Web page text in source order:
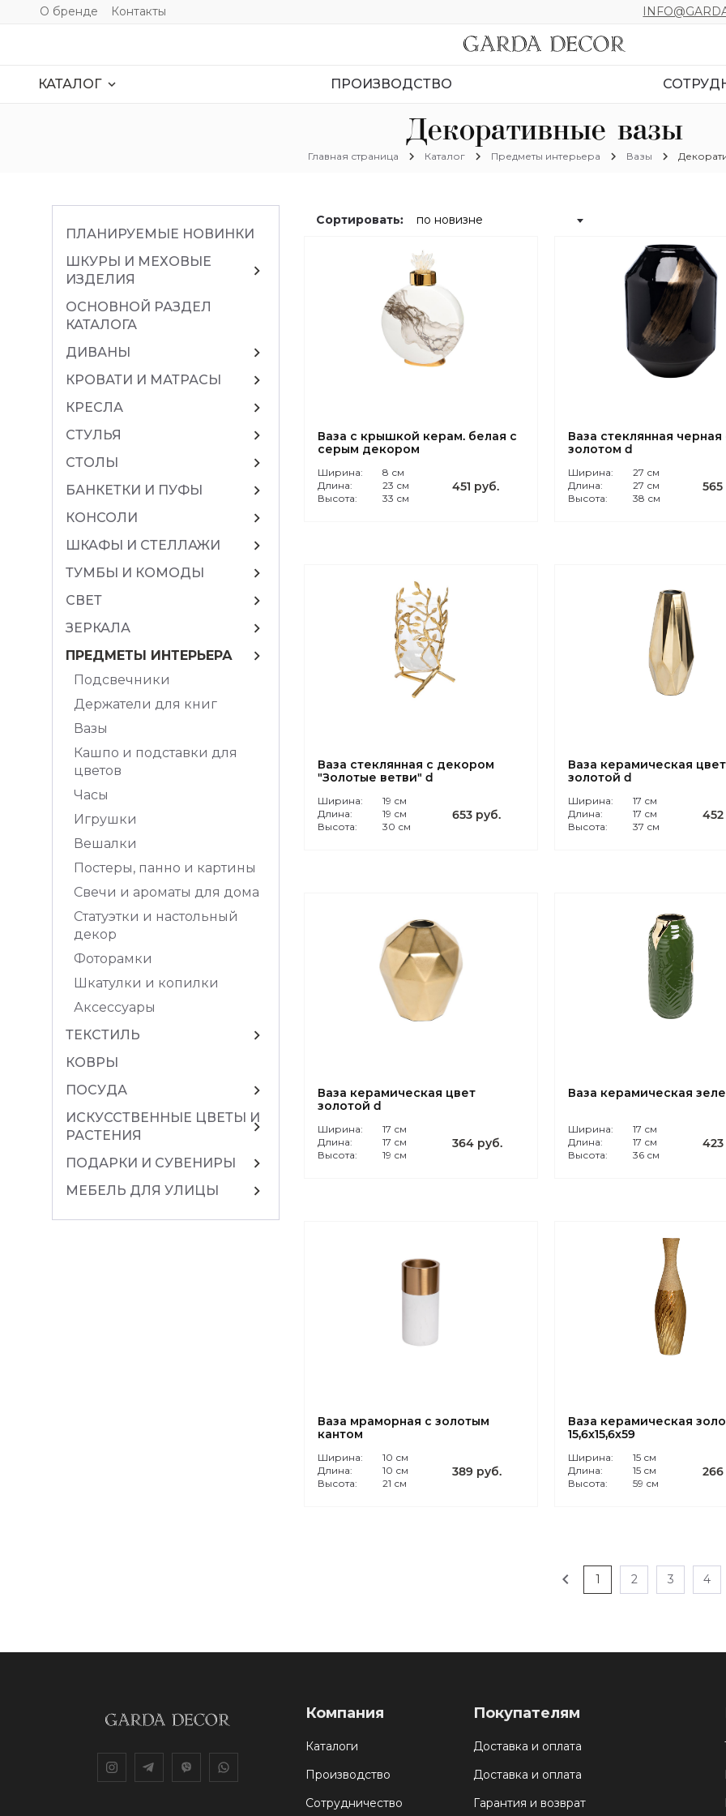
О бренде Контакты
expand_more ПРОИЗВОДСТВО
Декоративные вазы
Главная страница chevron_right Каталог chevron_right Предметы интерьера chevron_right Вазы chevron_right
ПЛАНИРУЕМЫЕ НОВИНКИ
ШКУРЫ И МЕХОВЫЕ
ИЗДЕЛИЯ
chevron_right
ОСНОВНОЙ РАЗДЕЛ
КАТАЛОГА
ДИВАНЫ
chevron_right
КРОВАТИ И МАТРАСЫ chevron_right
КРЕСЛА chevron_right
СТУЛЬЯ chevron_right
СТОЛЫ chevron_right
БАНКЕТКИ И ПУФЫ chevron_right
КОНСОЛИ chevron_right
ШКАФЫ И СТЕЛЛАЖИ chevron_right
ТУМБЫ И КОМОДЫ chevron_right
СВЕТ chevron_right
ЗЕРКАЛА chevron_right
ПРЕДМЕТЫ ИНТЕРЬЕРА
chevron_right
Подсвечники
Держатели для книг
Вазы
Кашпо и подставки для
цветов
Часы
Игрушки
Вешалки
Постеры, панно и картины
Свечи и ароматы для дома
Статуэтки и настольный
декор
Фоторамки
Шкатулки и копилки
Аксессуары
ТЕКСТИЛЬ
chevron_right
КОВРЫ
ПОСУДА
chevron_right
ИСКУССТВЕННЫЕ ЦВЕТЫ И
РАСТЕНИЯ
chevron_right
ПОДАРКИ И СУВЕНИРЫ chevron_right
МЕБЕЛЬ ДЛЯ УЛИЦЫ chevron_right
Сортировать:
Ваза с крышкой керам. белая с
серым декором
Ширина:
8 см
Длина:
23 см
Высота:
33 см
451 руб.
Ваза стеклянная черная
золотом d
Ширина:
27 см
Длина:
27 см
Высота:
38 см
565
Ваза стеклянная с декором
"Золотые ветви" d
Ширина:
19 см
Длина:
19 см
Высота:
30 см
653 руб.
Ваза керамическая цвет
золотой d
Ширина:
17 см
Длина:
17 см
Высота:
37 см
Ваза керамическая цвет
золотой d
Ширина:
17 см
Длина:
17 см
Высота:
19 см
364 руб.
Ваза керамическая
Ширина:
17 см
Длина:
17 см
Высота:
36 см
Ваза мраморная с золотым
кантом
Ширина:
10 см
Длина:
10 см
Высота:
21 см
389 руб.
Ваза керамическая
15,6х15,6х59
Ширина:
15 см
Длина:
15 см
Высота:
59 см
chevron_left 1 2 3 4
Компания
Каталоги
Производство
Сотрудничество
Покупателям
Доставка и оплата
Доставка и оплата
Гарантия и возврат